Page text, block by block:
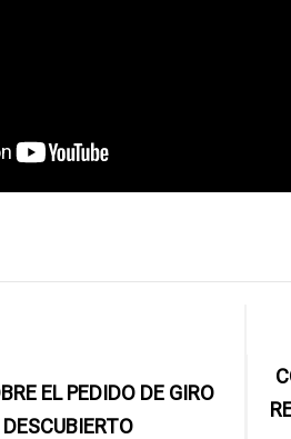
EL PEDIDO DE GIRO
DESCUBIERTO